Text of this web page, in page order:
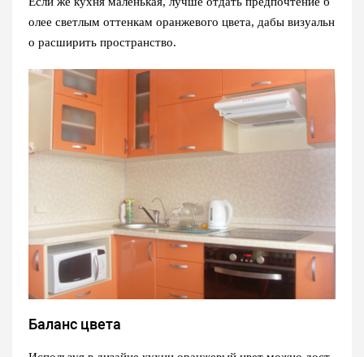
олее светлым оттенкам оранжевого цвета, дабы визуальн
о расширить пространство.
Баланс цвета